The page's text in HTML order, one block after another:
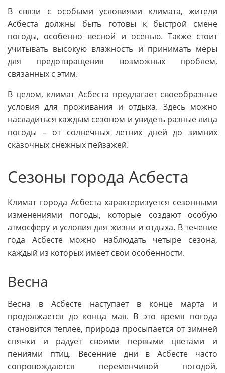
В связи с особыми условиями климата, жители
Асбеста должны быть готовы к быстрой смене
погоды, особенно весной и осенью. Также стоит
учитывать высокую влажность и принимать меры
для предотвращения возможных проблем,
связанных с этим.
В целом, климат Асбеста предлагает своеобразные
условия для проживания и отдыха. Здесь можно
насладиться каждым сезоном и увидеть разные лица
погоды – от солнечных летних дней до зимних
сказочных снежных пейзажей.
Сезоны города Асбеста
Климат города Асбеста характеризуется сезонными
изменениями погоды, которые создают особую
атмосферу и условия для жизни и отдыха. В течение
года Асбесте можно наблюдать четыре сезона,
каждый из которых имеет свои особенности.
Весна
Весна в Асбесте наступает в конце марта и
продолжается до конца мая. В это время погода
становится теплее, природа просыпается от зимней
спячки и радует своими первыми цветами и
пениями птиц. Весенние дни в Асбесте часто
сопровождаются переменчивой погодой,